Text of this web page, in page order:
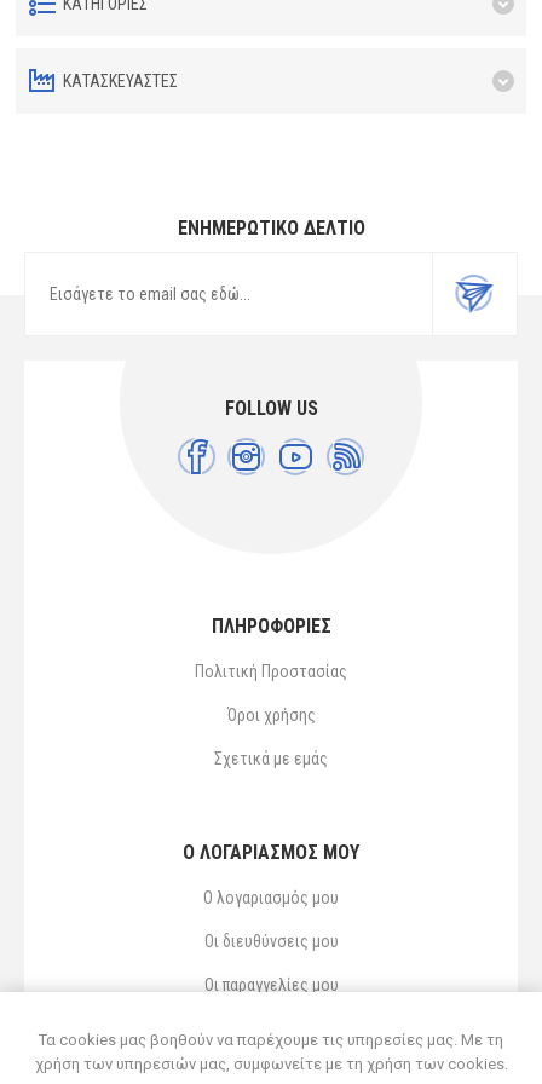
ΚΑΤΑΣΚΕΥΑΣΤΈΣ
ΕΝΗΜΕΡΩΤΙΚΌ ΔΕΛΤΊΟ
FOLLOW US
ΠΛΗΡΟΦΟΡΙΕΣ
Πολιτική Προστασίας
Όροι χρήσης
Σχετικά με εμάς
Ο ΛΟΓΑΡΙΑΣΜΌΣ ΜΟΥ
Ο λογαριασμός μου
Οι διευθύνσεις μου
Οι παραγγελίες μου
Τα cookies μας βοηθούν να παρέχουμε τις υπηρεσίες μας. Με τη
χρήση των υπηρεσιών μας, συμφωνείτε με τη χρήση των cookies.